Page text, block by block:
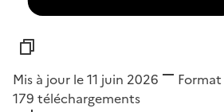
Mis à jour le 11 juin 2026 Format
179 téléchargements